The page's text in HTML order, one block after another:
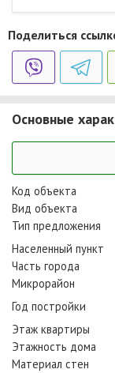
Поделиться
Основные
Код объекта
Вид объекта
Тип предложения
Населенный пункт
Часть города
Микрорайон
Год постройки
Этаж квартиры
Этажность дома
Материал стен